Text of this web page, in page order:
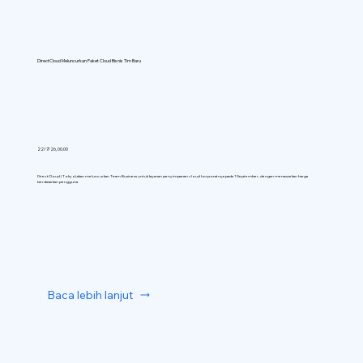
DirectCloud Meluncurkan Paket Cloud Bisnis Tim Baru
22/7/26, 00.00
DirectCloud (Tokyo) akan meluncurkan Team Business untuk layanan penyimpanan cloud korporatnya pada 1 September, dengan menawarkan harga
berdasarkan pengguna.
Baca lebih lanjut